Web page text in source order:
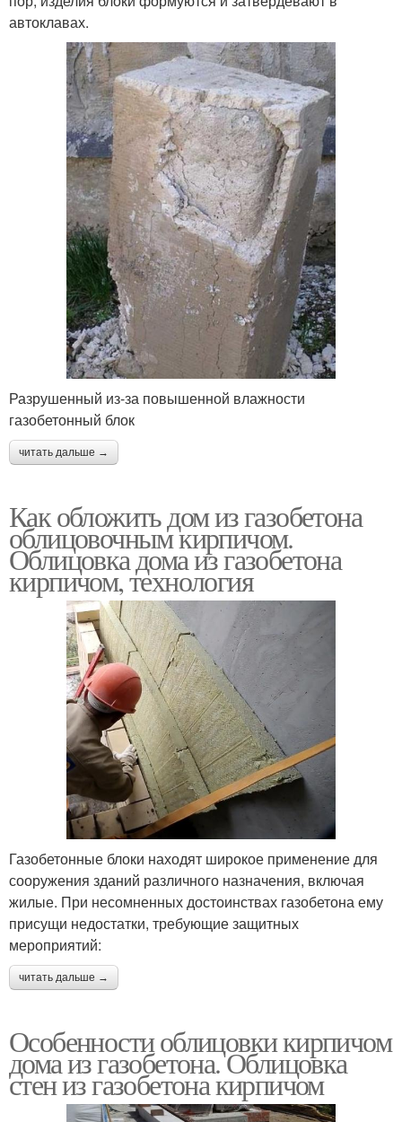
автоклавах.
Разрушенный из-за повышенной влажности
газобетонный блок
читать дальше →
Как обложить дом из газобетона
облицовочным кирпичом.
Облицовка дома из газобетона
кирпичом, технология
Газобетонные блоки находят широкое применение для
сооружения зданий различного назначения, включая
жилые. При несомненных достоинствах газобетона ему
присущи недостатки, требующие защитных
мероприятий:
читать дальше →
Особенности облицовки кирпичом
дома из газобетона. Облицовка
стен из газобетона кирпичом